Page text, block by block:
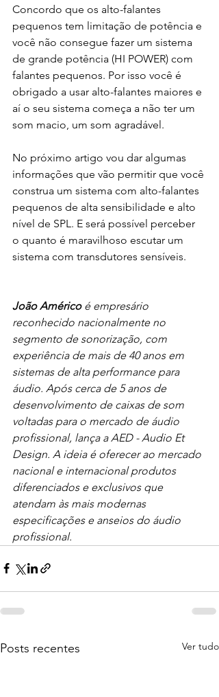
Concordo que os alto-falantes
pequenos tem limitação de potência e
você não consegue fazer um sistema
de grande potência (HI POWER) com
falantes pequenos. Por isso você é
obrigado a usar alto-falantes maiores e
aí o seu sistema começa a não ter um
som macio, um som agradável.
No próximo artigo vou dar algumas
informações que vão permitir que você
construa um sistema com alto-falantes
pequenos de alta sensibilidade e alto
nível de SPL. E será possível perceber
o quanto é maravilhoso escutar um
sistema com transdutores sensíveis.
João Américo é empresário
reconhecido nacionalmente no
segmento de sonorização, com
experiência de mais de 40 anos em
sistemas de alta performance para
áudio. Após cerca de 5 anos de
desenvolvimento de caixas de som
voltadas para o mercado de áudio
profissional, lança a AED - Audio Et
Design. A ideia é oferecer ao mercado
nacional e internacional produtos
diferenciados e exclusivos que
atendam às mais modernas
especificações e anseios do áudio
profissional.
Posts recentes Ver tudo